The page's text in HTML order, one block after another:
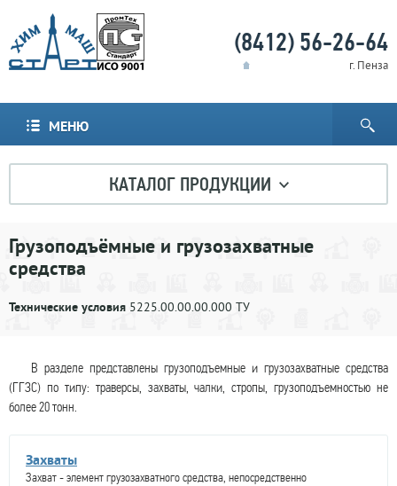
(8412) 56-26-64
г. Пенза
МЕНЮ
КАТАЛОГ ПРОДУКЦИИ
Грузоподъёмные и грузозахватные
средства
Технические условия 5225.00.00.00.000 ТУ
В разделе представлены грузоподъемные и грузозахватные средства
(ГГЗС) по типу: траверсы, захваты, чалки, стропы, грузоподъемностью не
более 20 тонн.
Захваты
Захват - элемент грузозахватного средства, непосредственно